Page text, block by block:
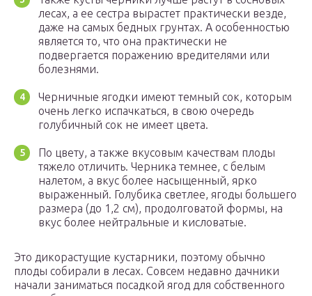
лесах, а ее сестра вырастет практически везде,
даже на самых бедных грунтах. А особенностью
является то, что она практически не
подвергается поражению вредителями или
болезнями.
Черничные ягодки имеют темный сок, которым
очень легко испачкаться, в свою очередь
голубичный сок не имеет цвета.
По цвету, а также вкусовым качествам плоды
тяжело отличить. Черника темнее, с белым
налетом, а вкус более насыщенный, ярко
выраженный. Голубика светлее, ягоды большего
размера (до 1,2 см), продолговатой формы, на
вкус более нейтральные и кисловатые.
Это дикорастущие кустарники, поэтому обычно
плоды собирали в лесах. Совсем недавно дачники
начали заниматься посадкой ягод для собственного